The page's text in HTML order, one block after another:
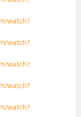
watch?
watch?
watch?
watch?
watch?